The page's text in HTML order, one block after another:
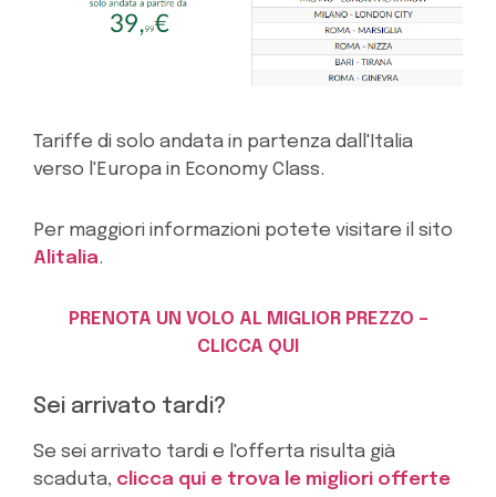
Tariffe di solo andata in partenza dall'Italia
verso l'Europa in Economy Class.
Per maggiori informazioni potete visitare il sito
Alitalia.
PRENOTA UN VOLO AL MIGLIOR PREZZO –
CLICCA QUI
Sei arrivato tardi?
Se sei arrivato tardi e l'offerta risulta già
scaduta, clicca qui e trova le migliori offerte